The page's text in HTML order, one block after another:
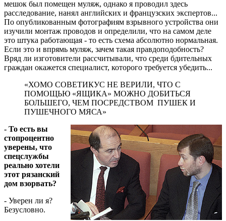
мешок был помещен муляж, однако я проводил здесь
расследование, нанял английских и французских экспертов...
По опубликованным фотографиям взрывного устройства они
изучили монтаж проводов и определили, что на самом деле
это штука работающая - то есть схема абсолютно нормальная.
Если это и впрямь муляж, зачем такая правдоподобность?
Вряд ли изготовители рассчитывали, что среди бдительных
граждан окажется специалист, которого требуется убедить...
«ХОМО СОВЕТИКУС НЕ ВЕРИЛИ, ЧТО С
ПОМОЩЬЮ «ЯЩИКА» МОЖНО ДОБИТЬСЯ
БОЛЬШЕГО, ЧЕМ ПОСРЕДСТВОМ ПУШЕК И
ПУШЕЧНОГО МЯСА»
- То есть вы
стопроцентно
уверены, что
спецслужбы
реально хотели
этот рязанский
дом взорвать?
- Уверен ли я?
Безусловно.